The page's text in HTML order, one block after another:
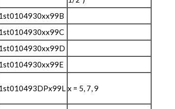
x = 5, 7, 9